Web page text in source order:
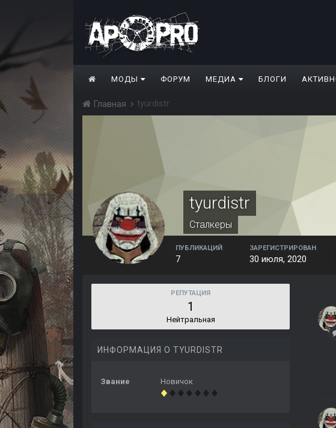
МОДЫ ФОРУМ МЕДИА БЛОГИ
Главная tyurdistr
tyurdistr
Сталкеры
ПУБЛИКАЦИЙ
7
ЗАРЕГИСТРИРОВАН
30 июля, 2020
РЕПУТАЦИЯ
1
Нейтральная
ИНФОРМАЦИЯ О TYURDISTR
Звание Новичок